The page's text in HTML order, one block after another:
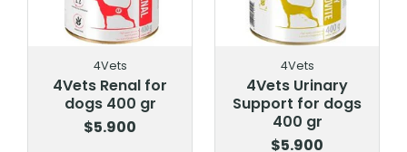
4Vets Urinary
Support for dogs
Acana Classic
Coast 9.7